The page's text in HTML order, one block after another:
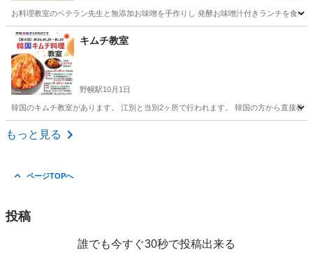
お料理教室のベテラン先生と無添加お味噌を手作りし 発酵お味噌汁付きランチを食
北海道 札幌市 手稲駅
キムチ教室
野幌駅10月1日
韓国のキムチ教室があります。 江別と当別2ヶ所で行われます。 韓国の方から直
北海道 江別市
もっと見る
ページTOPへ
投稿
誰でも今すぐ30秒で投稿出来る